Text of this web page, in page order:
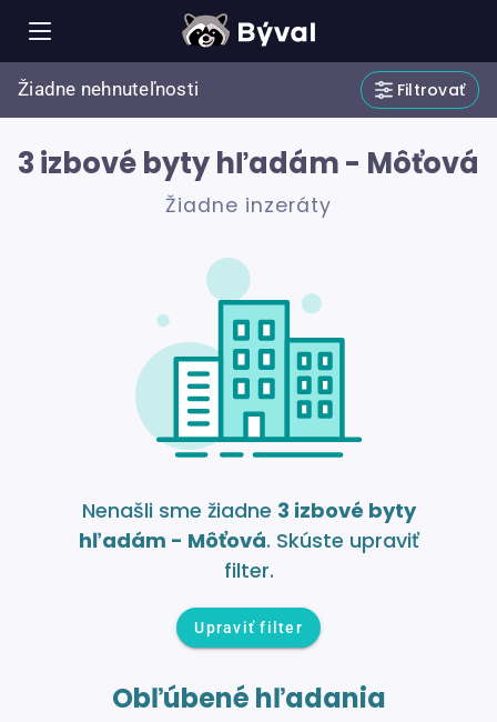
Žiadne nehnuteľnosti Filtrovať
3 izbové byty hľadám - Môťová
Žiadne inzeráty
Nenašli sme žiadne 3 izbové byty
hľadám - Môťová. Skúste upraviť
filter.
Upraviť filter
Obľúbené hľadania